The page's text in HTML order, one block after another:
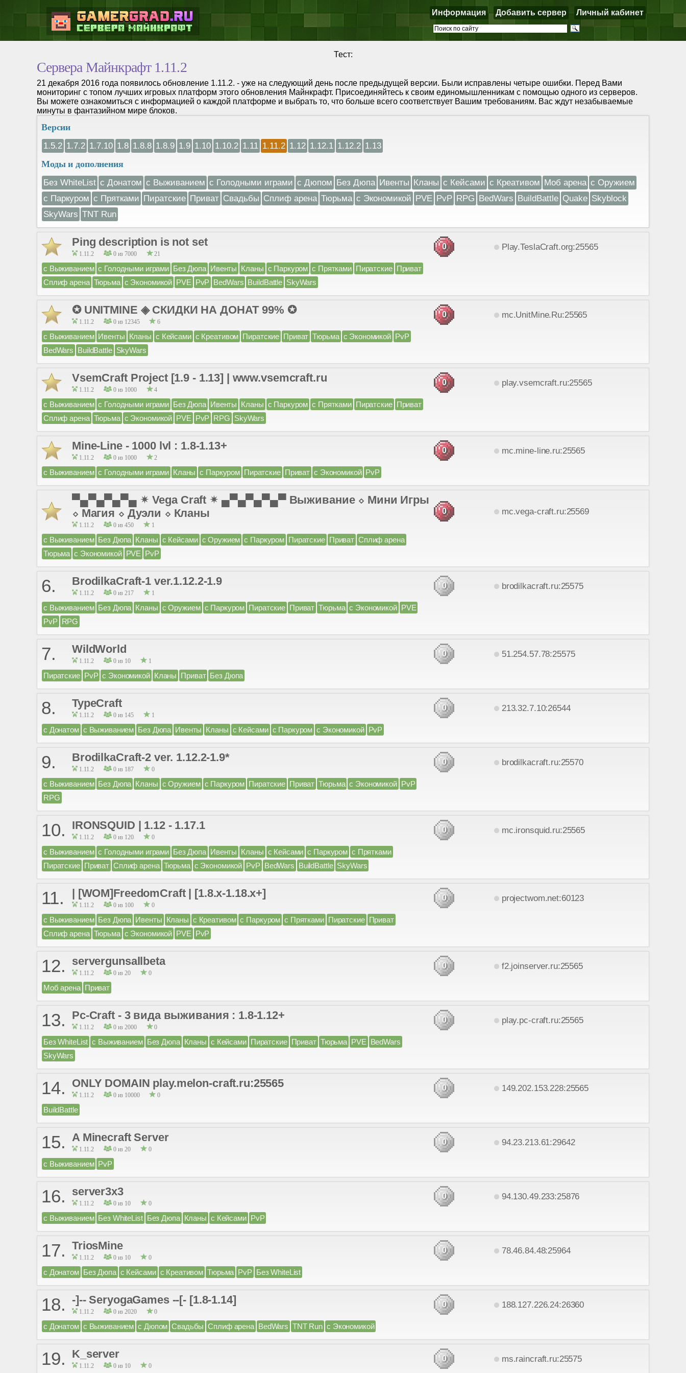
Информация Добавить сервер Личный кабинет
Тест:
Сервера Майнкрафт 1.11.2
21 декабря 2016 года появилось обновление 1.11.2. - уже на следующий день после предыдущей версии. Были исправлены четыре ошибки. Перед Вами
мониторинг с топом лучших игровых платформ этого обновления Майнкрафт. Присоединяйтесь к своим единомышленникам с помощью одного из серверов.
Вы можете ознакомиться с информацией о каждой платформе и выбрать то, что больше всего соответствует Вашим требованиям. Вас ждут незабываемые
минуты в фантазийном мире блоков.
Версии
1.5.2 1.7.2 1.7.10 1.8 1.8.8 1.8.9 1.9 1.10 1.10.2 1.11 1.11.2 1.12 1.12.1 1.12.2 1.13
Моды и дополнения
Без WhiteList с Донатом с Выживанием с Голодными играми с Дюпом Без Дюпа Ивенты Кланы с Кейсами с Креативом Моб арена с Оружием
с Паркуром с Прятками Пиратские Приват Свадьбы Сплиф арена Тюрьма с Экономикой PVE PvP RPG BedWars BuildBattle Quake Skyblock
SkyWars TNT Run
Ping description is not set
1.11.2 0 из 7000 21
0 Play.TeslaCraft.org:25565
с Выживанием с Голодными играми Без Дюпа Ивенты Кланы с Паркуром с Прятками Пиратские Приват
Сплиф арена Тюрьма с Экономикой PVE PvP BedWars BuildBattle SkyWars
✪ UNITMINE ◈ СКИДКИ НА ДОНАТ 99% ✪
1.11.2 0 из 12345 6
0 mc.UnitMine.Ru:25565
с Выживанием Ивенты Кланы с Кейсами с Креативом Пиратские Приват Тюрьма с Экономикой PvP
BedWars BuildBattle SkyWars
VsemCraft Project [1.9 - 1.13] | www.vsemcraft.ru
1.11.2 0 из 1000 4
0 play.vsemcraft.ru:25565
с Выживанием с Голодными играми Без Дюпа Ивенты Кланы с Паркуром с Прятками Пиратские Приват
Сплиф арена Тюрьма с Экономикой PVE PvP RPG SkyWars
Mine-Line - 1000 lvl : 1.8-1.13+
1.11.2 0 из 1000 2
0 mc.mine-line.ru:25565
с Выживанием с Голодными играми Кланы с Паркуром Пиратские Приват с Экономикой PvP
▀▄▀▄▀▄▀▄ ✴ Vega Craft ✴ ▄▀▄▀▄▀▄▀ Выживание ⬦ Мини Игры
⬦ Магия ⬦ Дуэли ⬦ Кланы
1.11.2 0 из 450 1
0 mc.vega-craft.ru:25569
с Выживанием Без Дюпа Кланы с Кейсами с Оружием с Паркуром Пиратские Приват Сплиф арена
Тюрьма с Экономикой PVE PvP
6. BrodilkaCraft-1 ver.1.12.2-1.9
1.11.2 0 из 217 1
0 brodilkacraft.ru:25575
с Выживанием Без Дюпа Кланы с Оружием с Паркуром Пиратские Приват Тюрьма с Экономикой PVE
PvP RPG
7. WildWorld
1.11.2 0 из 10 1
0 51.254.57.78:25575
Пиратские PvP с Экономикой Кланы Приват Без Дюпа
8. TypeCraft
1.11.2 0 из 145 1
0 213.32.7.10:26544
с Донатом с Выживанием Без Дюпа Ивенты Кланы с Кейсами с Паркуром с Экономикой PvP
9. BrodilkaCraft-2 ver. 1.12.2-1.9*
1.11.2 0 из 187 0
0 brodilkacraft.ru:25570
с Выживанием Без Дюпа Кланы с Оружием с Паркуром Пиратские Приват Тюрьма с Экономикой PvP
RPG
10. IRONSQUID | 1.12 - 1.17.1
1.11.2 0 из 120 0
0 mc.ironsquid.ru:25565
с Выживанием с Голодными играми Без Дюпа Ивенты Кланы с Кейсами с Паркуром с Прятками
Пиратские Приват Сплиф арена Тюрьма с Экономикой PvP BedWars BuildBattle SkyWars
11. | [WOM]FreedomCraft | [1.8.x-1.18.x+]
1.11.2 0 из 100 0
0 projectwom.net:60123
с Выживанием Без Дюпа Ивенты Кланы с Креативом с Паркуром с Прятками Пиратские Приват
Сплиф арена Тюрьма с Экономикой PVE PvP
12. servergunsallbeta
1.11.2 0 из 20 0
0 f2.joinserver.ru:25565
Моб арена Приват
13. Pc-Craft - 3 вида выживания : 1.8-1.12+
1.11.2 0 из 2000 0
0 play.pc-craft.ru:25565
Без WhiteList с Выживанием Без Дюпа Кланы с Кейсами Пиратские Приват Тюрьма PVE BedWars
SkyWars
14. ONLY DOMAIN play.melon-craft.ru:25565
1.11.2 0 из 10000 0
0 149.202.153.228:25565
BuildBattle
15. A Minecraft Server
1.11.2 0 из 20 0
0 94.23.213.61:29642
с Выживанием PvP
16. server3x3
1.11.2 0 из 10 0
0 94.130.49.233:25876
с Выживанием Без WhiteList Без Дюпа Кланы с Кейсами PvP
17. TriosMine
1.11.2 0 из 10 0
0 78.46.84.48:25964
с Донатом Без Дюпа с Кейсами с Креативом Тюрьма PvP Без WhiteList
18. -]-- SeryogaGames --[- [1.8-1.14]
1.11.2 0 из 2020 0
0 188.127.226.24:26360
с Донатом с Выживанием с Дюпом Свадьбы Сплиф арена BedWars TNT Run с Экономикой
19. K_server
1.11.2 0 из 10 0
0 ms.raincraft.ru:25575